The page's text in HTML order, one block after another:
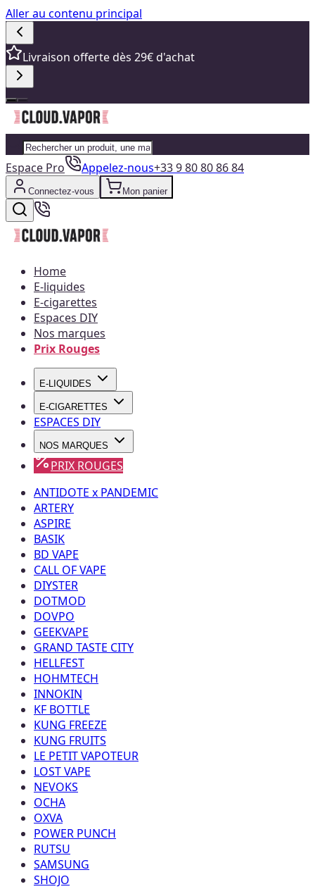
Aller au contenu principal
Livraison offerte dès 29€ d'achat
Espace Pro Appelez-nous+33 9 80 80 86 84
Connectez-vous Mon panier
Home
E-liquides
E-cigarettes
Espaces DIY
Nos marques
Prix Rouges
E-LIQUIDES
E-CIGARETTES
ESPACES DIY
NOS MARQUES
PRIX ROUGES
ANTIDOTE x PANDEMIC
ARTERY
ASPIRE
BASIK
BD VAPE
CALL OF VAPE
DIYSTER
DOTMOD
DOVPO
GEEKVAPE
GRAND TASTE CITY
HELLFEST
HOHMTECH
INNOKIN
KF BOTTLE
KUNG FREEZE
KUNG FRUITS
LE PETIT VAPOTEUR
LOST VAPE
NEVOKS
OCHA
OXVA
POWER PUNCH
RUTSU
SAMSUNG
SHOJO